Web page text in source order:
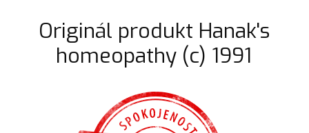
Originál produkt Hanak's
homeopathy (c) 1991